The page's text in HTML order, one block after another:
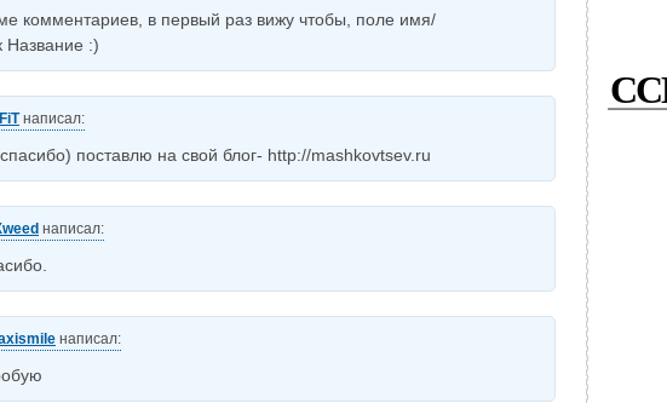
комментариев, в первый раз вижу чтобы, поле имя/
Название :)
написал:
поставлю на свой блог- http://mashkovtsev.ru
написал:
написал: